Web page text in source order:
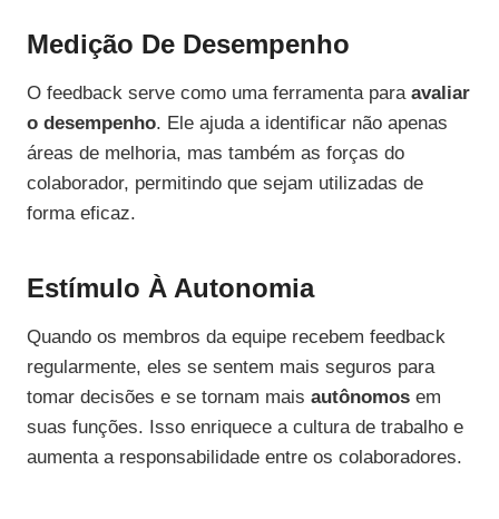
Medição De Desempenho
O feedback serve como uma ferramenta para avaliar
o desempenho. Ele ajuda a identificar não apenas
áreas de melhoria, mas também as forças do
colaborador, permitindo que sejam utilizadas de
forma eficaz.
Estímulo À Autonomia
Quando os membros da equipe recebem feedback
regularmente, eles se sentem mais seguros para
tomar decisões e se tornam mais autônomos em
suas funções. Isso enriquece a cultura de trabalho e
aumenta a responsabilidade entre os colaboradores.